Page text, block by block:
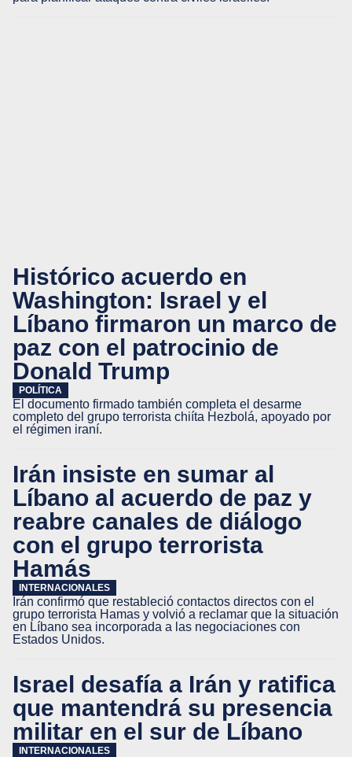
Histórico acuerdo en
Washington: Israel y el
Líbano firmaron un marco de
paz con el patrocinio de
Donald Trump
POLÍTICA
El documento firmado también completa el desarme
completo del grupo terrorista chiíta Hezbolá, apoyado por
el régimen iraní.
Irán insiste en sumar al
Líbano al acuerdo de paz y
reabre canales de diálogo
con el grupo terrorista
Hamás
INTERNACIONALES
Irán confirmó que restableció contactos directos con el
grupo terrorista Hamas y volvió a reclamar que la situación
en Líbano sea incorporada a las negociaciones con
Estados Unidos.
Israel desafía a Irán y ratifica
que mantendrá su presencia
militar en el sur de Líbano
INTERNACIONALES